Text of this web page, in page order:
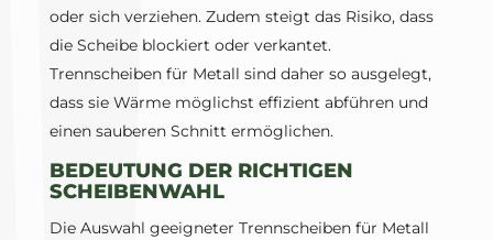
oder sich verziehen. Zudem steigt das Risiko, dass
die Scheibe blockiert oder verkantet.
Trennscheiben für Metall sind daher so ausgelegt,
dass sie Wärme möglichst effizient abführen und
einen sauberen Schnitt ermöglichen.
BEDEUTUNG DER RICHTIGEN
SCHEIBENWAHL
Die Auswahl geeigneter Trennscheiben für Metall